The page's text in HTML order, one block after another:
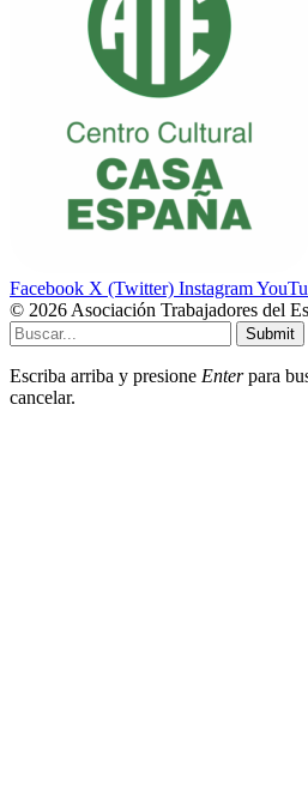
Facebook X (Twitter) Instagram
© 2026 Asociación Trabajadores del
Submit
Escriba arriba y presione Enterpara
cancelar.